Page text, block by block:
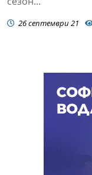
26 септември 21